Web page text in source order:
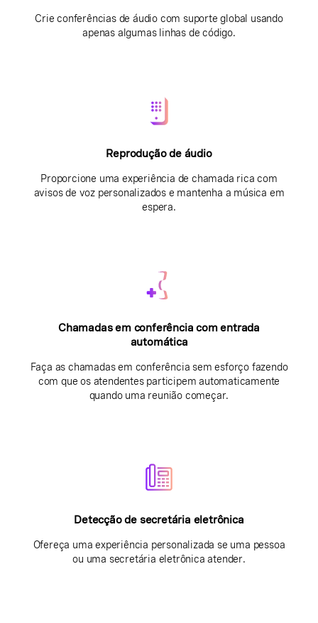
Crie conferências de áudio com suporte global usando
apenas algumas linhas de código.
Reprodução de áudio
Proporcione uma experiência de chamada rica com
avisos de voz personalizados e mantenha a música em
espera.
Chamadas em conferência com entrada
automática
Faça as chamadas em conferência sem esforço fazendo
com que os atendentes participem automaticamente
quando uma reunião começar.
Detecção de secretária eletrônica
Ofereça uma experiência personalizada se uma pessoa
ou uma secretária eletrônica atender.